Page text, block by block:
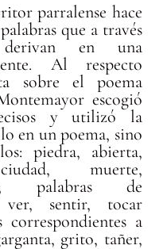
parralense hace
que a través
en una
Al respecto
sobre el poema
escogió
y utilizó la
en un poema, sino
piedra, abierta,
muerte,
palabras de
ver, sentir, tocar
correspondientes a
grito, tañer,